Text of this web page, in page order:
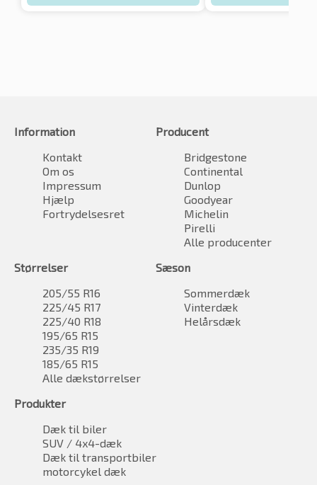
Information
Kontakt
Om os
Impressum
Hjælp
Fortrydelsesret
Producent
Bridgestone
Continental
Dunlop
Goodyear
Michelin
Pirelli
Alle producenter
Størrelser
205/55 R16
225/45 R17
225/40 R18
195/65 R15
235/35 R19
185/65 R15
Alle dækstørrelser
Sæson
Sommerdæk
Vinterdæk
Helårsdæk
Produkter
Dæk til biler
SUV / 4x4-dæk
Dæk til transportbiler
motorcykel dæk